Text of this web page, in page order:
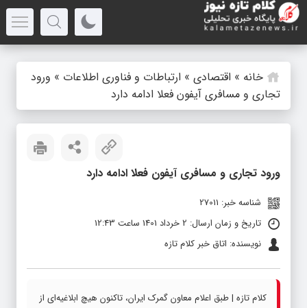
خانه » اقتصادی » ارتباطات و فناوری اطلاعات » ورود
تجاری و مسافری آیفون فعلا ادامه دارد
ورود تجاری و مسافری آیفون فعلا ادامه دارد
شناسه خبر: 27011
تاریخ و زمان ارسال: 2 خرداد 1401 ساعت 12:43
نویسنده: اتاق خبر کلام تازه
کلام تازه | طبق اعلام معاون گمرک ایران، تاکنون هیچ ابلاغیه‌ای از